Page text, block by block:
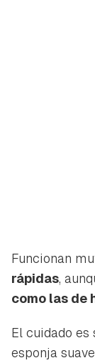
Funcionan
rápidas,
como las de
El cuidado
esponja